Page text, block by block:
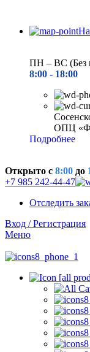
ПН – ВС (Без
8:00 - 18:00
ОПЦ
Подробнее
Открыто c 8:00 до
+7 985 242-44-47
Отследить
Вход / Регистрация
Меню